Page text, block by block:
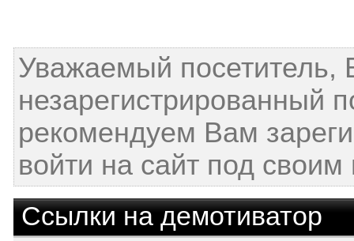
Уважаемый посетитель,
незарегистрированный
рекомендуем Вам
войти на сайт под
Ссылки на демотиватор